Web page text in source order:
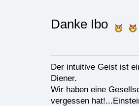
Danke Ibo
Der intuitive Geist ist
Diener.
Wir haben eine
vergessen